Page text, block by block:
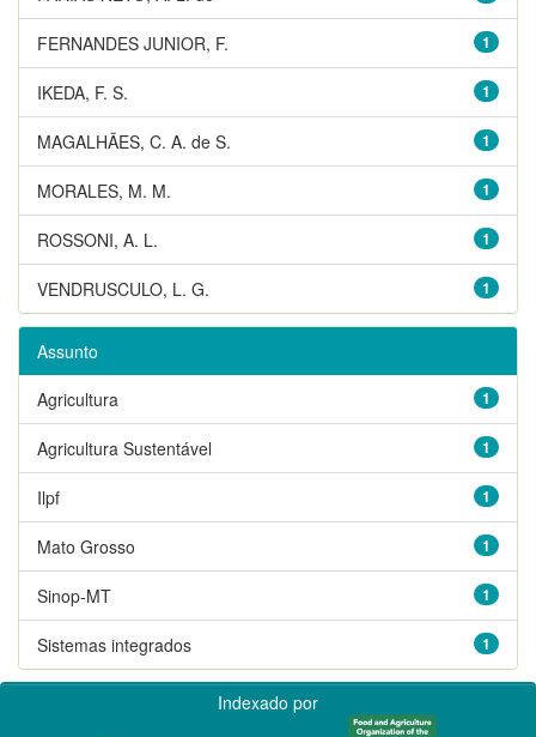
1
FERNANDES JUNIOR, F.
1
IKEDA, F. S.
1
MAGALHÃES, C. A. de S.
1
MORALES, M. M.
1
ROSSONI, A. L.
1
VENDRUSCULO, L. G.
Assunto
1
Agricultura
1
Agricultura Sustentável
1
Ilpf
1
Mato Grosso
1
Sinop-MT
1
Sistemas integrados
Indexado por